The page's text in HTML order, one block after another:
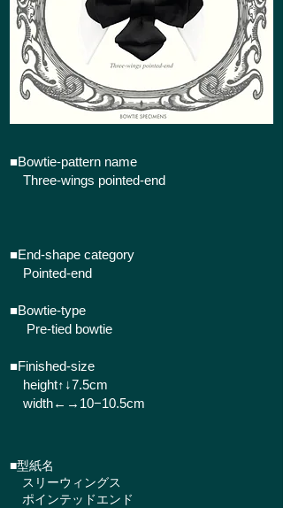
■Bowtie-pattern name
Three-wings pointed-end
■End-shape category
Pointed-end
■Bowtie-type
Pre-tied bowtie
■​Finished-size
height↑↓7.5cm
width←→10−10.5cm
■型紙名
スリーウィングス
ポインテッドエンド